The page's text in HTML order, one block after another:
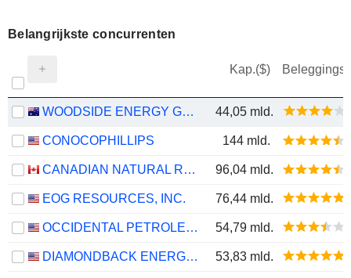
Belangrijkste concurrenten
Kap.($) Beleggings
WOODSIDE ENERGY GROUP LTD 44,05 mld.
CONOCOPHILLIPS 144 mld.
CANADIAN NATURAL RESOURCES LIMITED 96,04 mld.
EOG RESOURCES, INC. 76,44 mld.
OCCIDENTAL PETROLEUM CORPORATION 54,79 mld.
DIAMONDBACK ENERGY, INC. 53,83 mld.